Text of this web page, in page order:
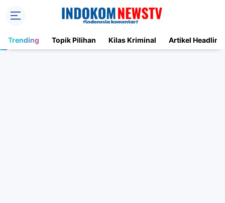
Trending Topik Pilihan Kilas Kriminal Artikel Headline